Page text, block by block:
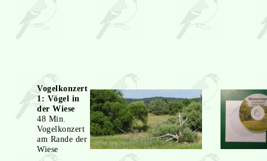
Vogelkonzert
1: Vögel in
der Wiese
48 Min.
Vogelkonzert
am Rande der
Wiese